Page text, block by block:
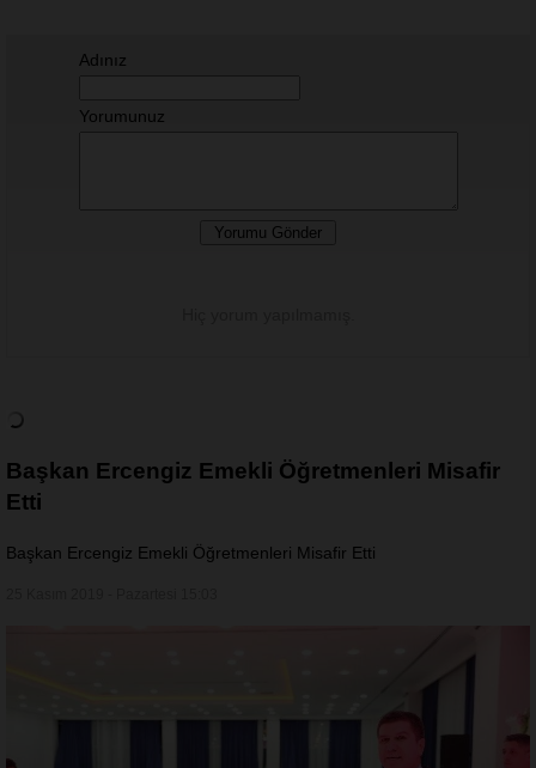
Adınız
Yorumunuz
Başkan Ercengiz Emekli Öğretmenleri Misafir
Etti
Başkan Ercengiz Emekli Öğretmenleri Misafir Etti